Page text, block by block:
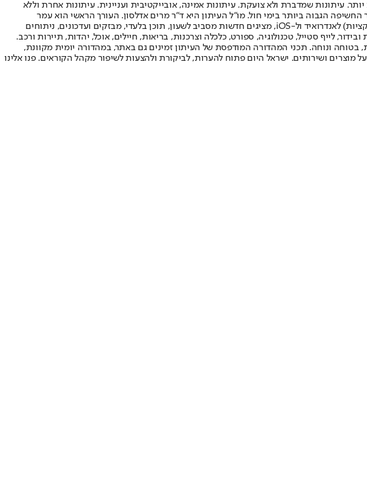
עיתונות שמדברת ולא צועקת. עיתונות אמינה, אובייקטיבית ועניינית. עיתונות אחרת וללא
הפך "ישראל היום" לעיתון הישראלי בעל שיעור החשיפה הגבוה ביותר בימי חול. מו"ל העיתון היא ד"ר מרים אדלסון. העורך הראשי הוא עמר
לחמנוביץ, והעורך המייסד הוא עמוס רגב. אתרי האינטרנט של "ישראל היום" בעברית ובאנגלית, כמו כן היישומונים (אפליקציות) לאנדרואיד ול-iOS, מציגים חדשות מסביב לשעון, תוכן בלעדי, מבזקים ועדכונים, ניתוחים
לייף סטייל, טכנולוגיה, ספורט, כלכלה וצרכנות, בריאות, חיילים, אוכל, יהדות, תיירות ורכב.
בטוחה ונוחה. תכני המהדורה המודפסת של העיתון זמינים גם באתר, במהדורה יומית מקוונת,
ושירותים. ישראל היום פתוח להערות, לביקורת ולהצעות לשיפור מקהל הקוראים. פנו אלינו